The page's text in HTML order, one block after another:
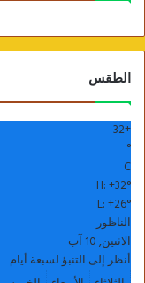
الطقس
+
32
°
C
H:+32°
L:+26°
الناظور
الاثنين, 10 آب
أنظر إلى التنبؤ لسبعة أيام